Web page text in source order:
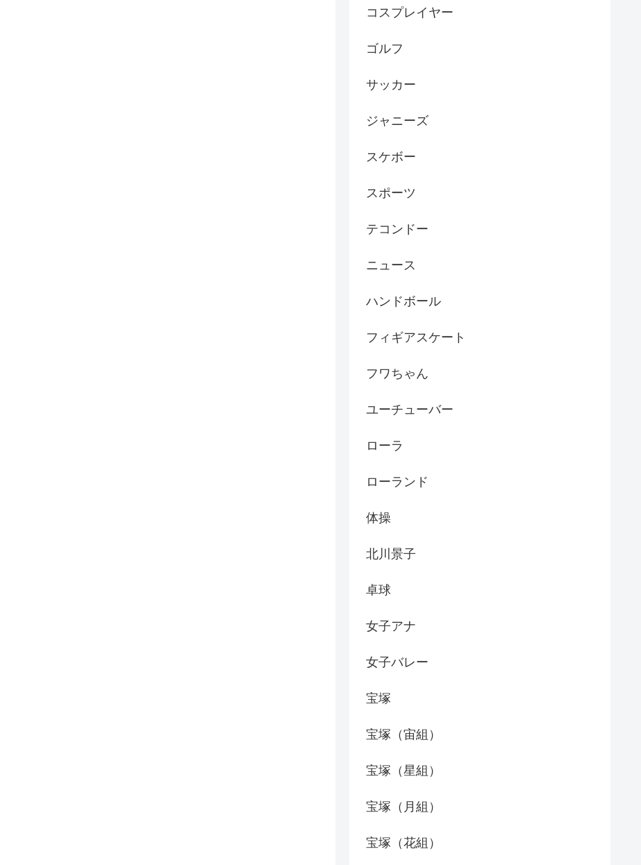
コスプレイヤー
ゴルフ
サッカー
ジャニーズ
スケボー
スポーツ
テコンドー
ニュース
ハンドボール
フィギアスケート
フワちゃん
ユーチューバー
ローラ
ローランド
体操
北川景子
卓球
女子アナ
女子バレー
宝塚
宝塚（宙組）
宝塚（星組）
宝塚（月組）
宝塚（花組）